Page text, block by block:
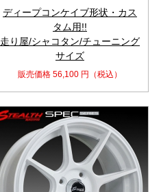
ディープコンケイブ形状・カス
タム用!!
走り屋/シャコタン/チューニング
サイズ
販売価格 56,100 円（税込）